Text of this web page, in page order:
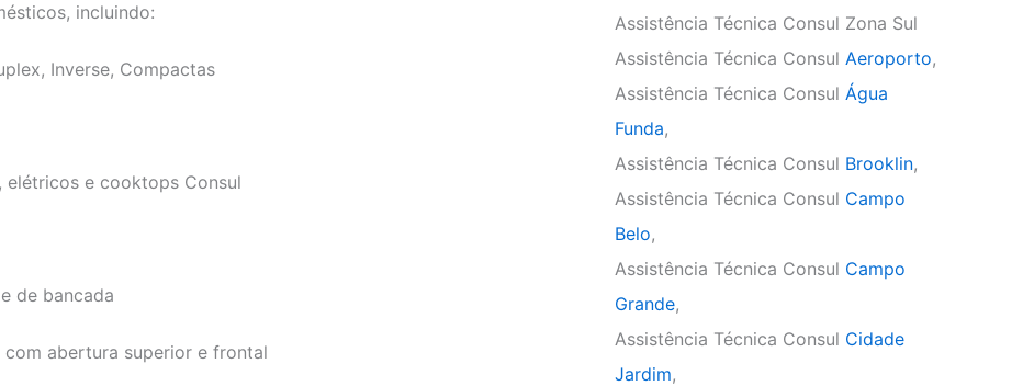
incluindo:
Inverse, Compactas
elétricos e cooktops Consul
de bancada
abertura superior e frontal
Assistência Técnica Consul Zona Sul
Assistência Técnica Consul Aeroporto,
Assistência Técnica Consul Água
Funda,
Assistência Técnica Consul Brooklin,
Assistência Técnica Consul Campo
Belo,
Assistência Técnica Consul Campo
Grande,
Assistência Técnica Consul Cidade
Jardim,